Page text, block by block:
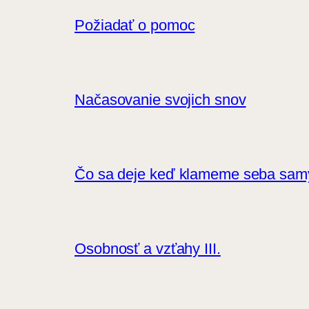
Požiadať o pomoc
Načasovanie svojich snov
Čo sa deje keď klameme seba
Osobnosť a vzťahy III.